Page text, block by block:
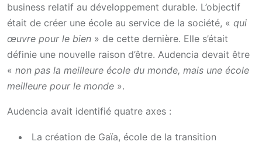
business relatif au développement durable. L’objectif
était de créer une école au service de la société, « qui
œuvre pour le bien » de cette dernière. Elle s’était
définie une nouvelle raison d’être. Audencia devait être
« non pas la meilleure école du monde, mais une école
meilleure pour le monde ».
Audencia avait identifié quatre axes :
La création de Gaïa, école de la transition